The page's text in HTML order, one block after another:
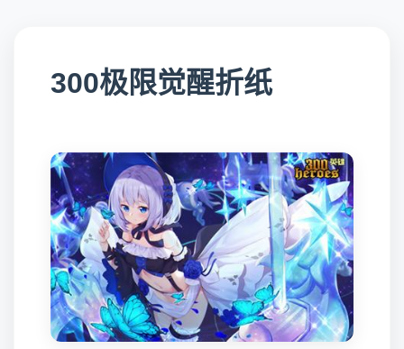
300极限觉醒折纸